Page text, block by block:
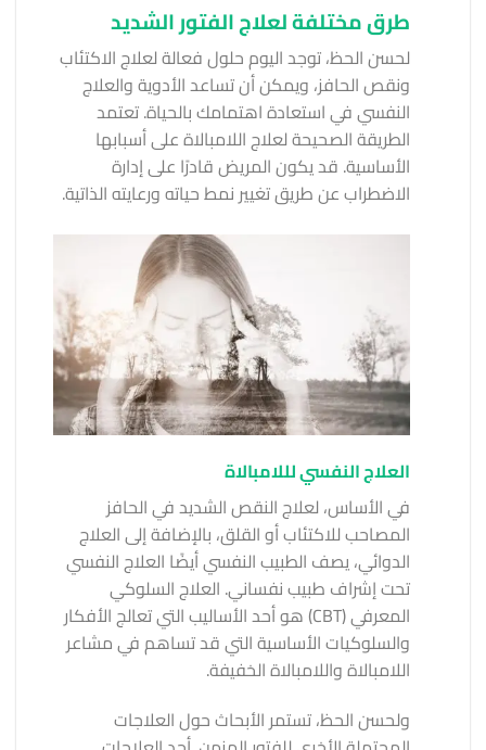
طرق مختلفة لعلاج الفتور الشديد
لحسن الحظ، توجد اليوم حلول فعالة لعلاج الاكتئاب
ونقص الحافز، ويمكن أن تساعد الأدوية والعلاج
النفسي في استعادة اهتمامك بالحياة. تعتمد
الطريقة الصحيحة لعلاج اللامبالاة على أسبابها
الأساسية. قد يكون المريض قادرًا على إدارة
الاضطراب عن طريق تغيير نمط حياته ورعايته الذاتية.
العلاج النفسي لللامبالاة
في الأساس، لعلاج النقص الشديد في الحافز
المصاحب للاكتئاب أو القلق، بالإضافة إلى العلاج
الدوائي، يصف الطبيب النفسي أيضًا العلاج النفسي
تحت إشراف طبيب نفساني. العلاج السلوكي
المعرفي (CBT) هو أحد الأساليب التي تعالج الأفكار
والسلوكيات الأساسية التي قد تساهم في مشاعر
اللامبالاة واللامبالاة الخفيفة.
ولحسن الحظ، تستمر الأبحاث حول العلاجات